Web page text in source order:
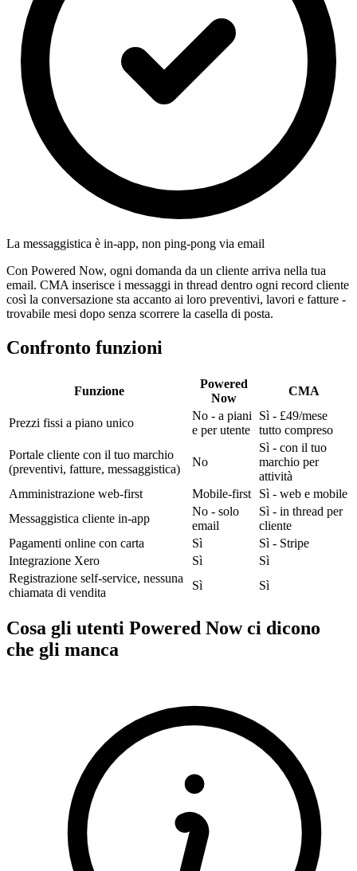
La messaggistica è in-app, non ping-pong via email
Con Powered Now, ogni domanda da un cliente arriva nella tua
email. CMA inserisce i messaggi in thread dentro ogni record cliente
così la conversazione sta accanto ai loro preventivi, lavori e fatture -
trovabile mesi dopo senza scorrere la casella di posta.
Confronto funzioni
Funzione
Powered
Now
CMA‎
Prezzi fissi a piano unico
No - a piani
e per utente
Sì - £49/mese
tutto compreso
Portale cliente con il tuo marchio
(preventivi, fatture, messaggistica)
No
Sì - con il tuo
marchio per
attività
Amministrazione web-first
Mobile-first
Sì - web e mobile
Messaggistica cliente in-app
No - solo
email
Sì - in thread per
cliente
Pagamenti online con carta
Sì
Sì - Stripe
Integrazione Xero
Sì
Sì
Registrazione self-service, nessuna
chiamata di vendita
Sì Sì
Cosa gli utenti Powered Now ci dicono
che gli manca